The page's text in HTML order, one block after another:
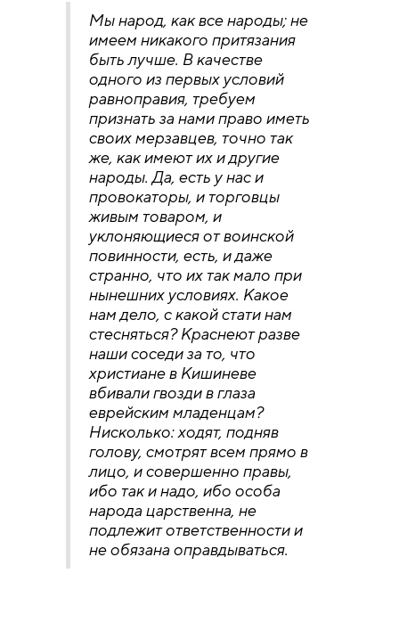
Мы народ, как все народы; не
имеем никакого притязания
быть лучше. В качестве
одного из первых условий
равноправия, требуем
признать за нами право иметь
своих мерзавцев, точно так
же, как имеют их и другие
народы. Да, есть у нас и
провокаторы, и торговцы
живым товаром, и
уклоняющиеся от воинской
повинности, есть, и даже
странно, что их так мало при
нынешних условиях. Какое
нам дело, с какой стати нам
стесняться? Краснеют разве
наши соседи за то, что
христиане в Кишиневе
вбивали гвозди в глаза
еврейским младенцам?
Нисколько: ходят, подняв
голову, смотрят всем прямо в
лицо, и совершенно правы,
ибо так и надо, ибо особа
народа царственна, не
подлежит ответственности и
не обязана оправдываться.